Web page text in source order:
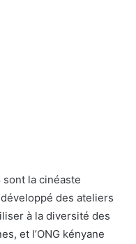
la cinéaste
des ateliers
à la diversité des
et l’ONG kényane